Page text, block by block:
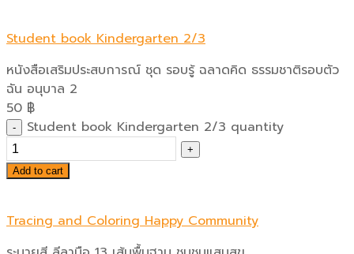
Student book Kindergarten 2/3
หนังสือเสริมประสบการณ์ ชุด รอบรู้ ฉลาดคิด ธรรมชาติรอบตัว
ฉัน อนุบาล 2
50 ฿
Student book Kindergarten 2/3 quantity
Add to cart
Tracing and Coloring Happy Community